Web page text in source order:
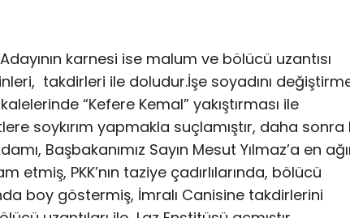
karnesi ise malum ve bölücü uzantısı
takdirleri ile doludur.İşe soyadını
“Kefere Kemal” yakıştırması ile
soykırım yapmakla suçlamıştır, daha sonra
Başbakanımız Sayın Mesut Yılmaz’a en
etmiş, PKK’nın taziye çadırlılarında, bölücü
boy göstermiş, İmralı Canisine takdirlerini